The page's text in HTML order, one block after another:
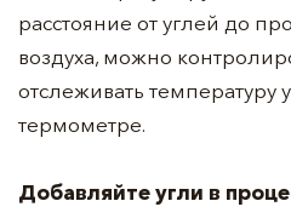
расстояние от углей до
воздуха, можно
отслеживать температуру
термометре.
Добавляйте угли в